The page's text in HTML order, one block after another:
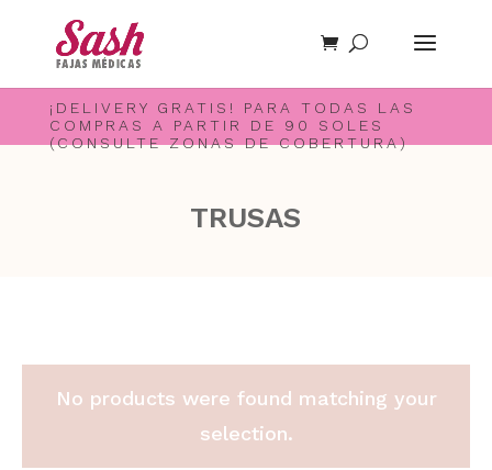
¡DELIVERY GRATIS! PARA TODAS LAS
COMPRAS A PARTIR DE 90 SOLES
(CONSULTE ZONAS DE COBERTURA)
TRUSAS
No products were found matching your
selection.